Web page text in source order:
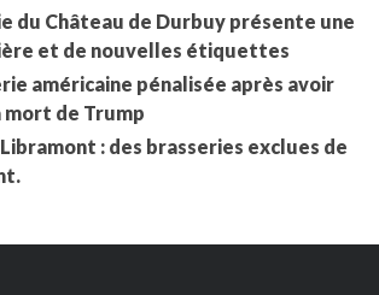
du Château de Durbuy présente une
et de nouvelles étiquettes
américaine pénalisée après avoir
mort de Trump
Libramont : des brasseries exclues de